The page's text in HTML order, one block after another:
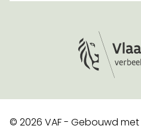
© 2026 VAF - Gebouwd met